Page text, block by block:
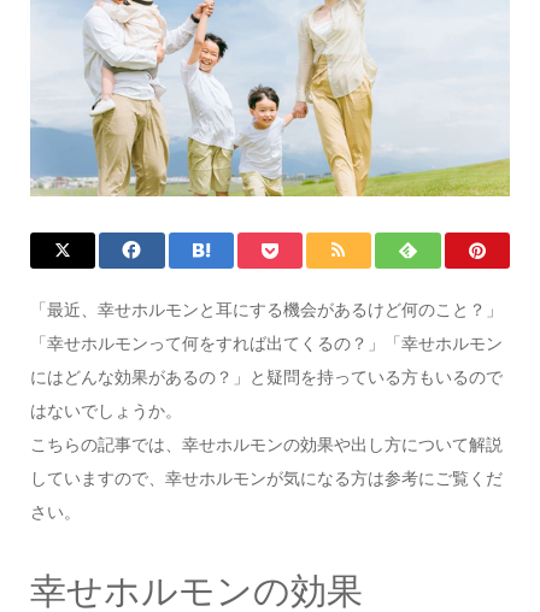
「最近、幸せホルモンと耳にする機会があるけど何のこと？」
「幸せホルモンって何をすれば出てくるの？」「幸せホルモン
にはどんな効果があるの？」と疑問を持っている方もいるので
はないでしょうか。
こちらの記事では、幸せホルモンの効果や出し方について解説
していますので、幸せホルモンが気になる方は参考にご覧くだ
さい。
幸せホルモンの効果